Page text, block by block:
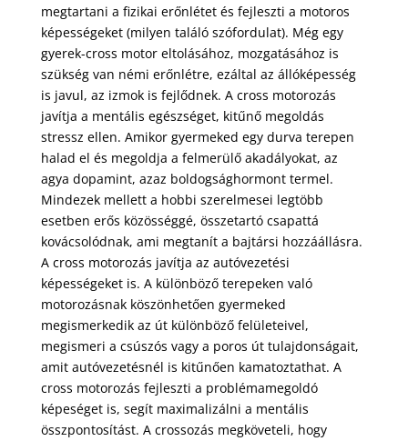
megtartani a fizikai erőnlétet és fejleszti a motoros
képességeket (milyen találó szófordulat). Még egy
gyerek-cross motor eltolásához, mozgatásához is
szükség van némi erőnlétre, ezáltal az állóképesség
is javul, az izmok is fejlődnek. A cross motorozás
javítja a mentális egészséget, kitűnő megoldás
stressz ellen. Amikor gyermeked egy durva terepen
halad el és megoldja a felmerülő akadályokat, az
agya dopamint, azaz boldogsághormont termel.
Mindezek mellett a hobbi szerelmesei legtöbb
esetben erős közösséggé, összetartó csapattá
kovácsolódnak, ami megtanít a bajtársi hozzáállásra.
A cross motorozás javítja az autóvezetési
képességeket is. A különböző terepeken való
motorozásnak köszönhetően gyermeked
megismerkedik az út különböző felületeivel,
megismeri a csúszós vagy a poros út tulajdonságait,
amit autóvezetésnél is kitűnően kamatoztathat. A
cross motorozás fejleszti a problémamegoldó
képeséget is, segít maximalizálni a mentális
összpontosítást. A crossozás megköveteli, hogy